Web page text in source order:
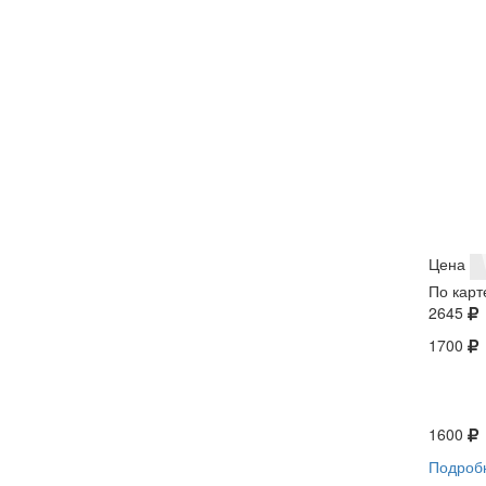
Цена
По
2645
1700
1600